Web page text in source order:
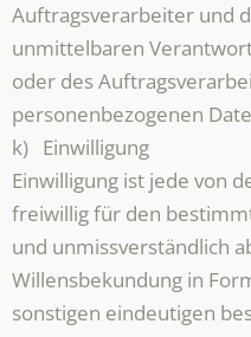
Auftragsverarbeiter und
unmittelbaren
oder des
personenbezogenen
k) Einwilligung
Einwilligung ist jede von
freiwillig für den
und unmissverständlich
Willensbekundung in
sonstigen eindeutigen